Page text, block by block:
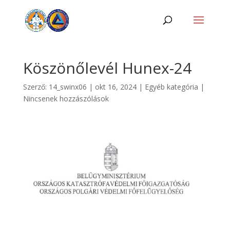
Köszönőlevél Hunex-24
Szerző: 14_swinx06 | okt 16, 2024| Egyéb kategória |
Nincsenek hozzászólások